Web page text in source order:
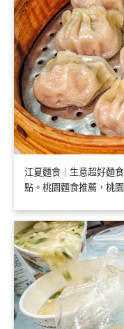
江夏麵食｜生意超好麵
點。桃園麵食推薦，桃